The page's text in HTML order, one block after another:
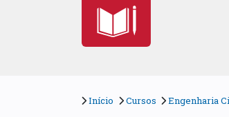
Início Cursos Engenharia